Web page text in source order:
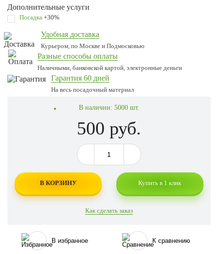
Дополнительные услуги
Посадка +30%
Удобная доставка
Курьером, по Москве и Подмосковью
Разные способы оплаты
Наличными, банковской картой, электронные деньги
Гарантия 60 дней
На весь посадочный материал
В наличии: 5000 шт.
500 руб.
В КОРЗИНУ Купить в 1 клик
Как сделать заказ
В избранное К сравнению